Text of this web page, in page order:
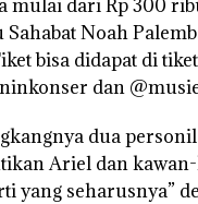
mulai dari Rp 300
Noah
bisa didapat di
dan
dua
Ariel dan
yang seharusnya”